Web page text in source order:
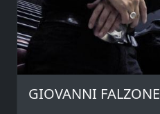
GIOVANNI FALZONE